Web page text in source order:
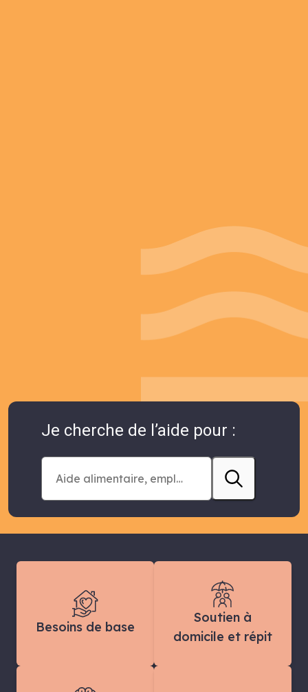
Je cherche de l’aide pour :
Besoins de base
Soutien à
domicile et répit